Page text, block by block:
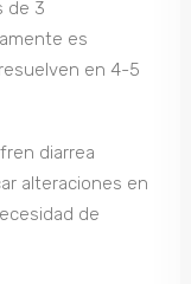
de 3
es
en 4-5
diarrea
alteraciones en
de